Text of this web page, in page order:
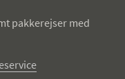
pakkerejser med